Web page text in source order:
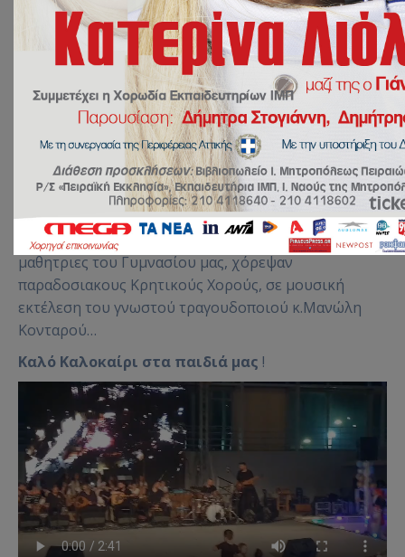
Εορτή λήξης των Εκπαιδευτηρίων Ι.Μ. Πειραιώς , στο
Βεάκειο Θέατρο του Πειραιά…Οι μαθητές και οι
μαθητριες του Γυμνασίου μας, χόρεψαν
παραδοσιακους Κρητικούς Χορούς, σε μουσική
εκτέλεση του γνωστού τραγουδοποιού κ.Μανώλη
Κονταρού…
Καλό Καλοκαίρι στα παιδιά μας !